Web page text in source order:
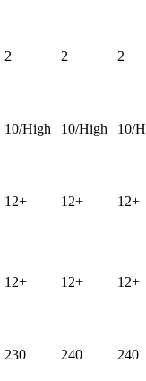
2 2 2
10/High 10/High 10/
12+ 12+ 12+
12+ 12+ 12+
230 240 240